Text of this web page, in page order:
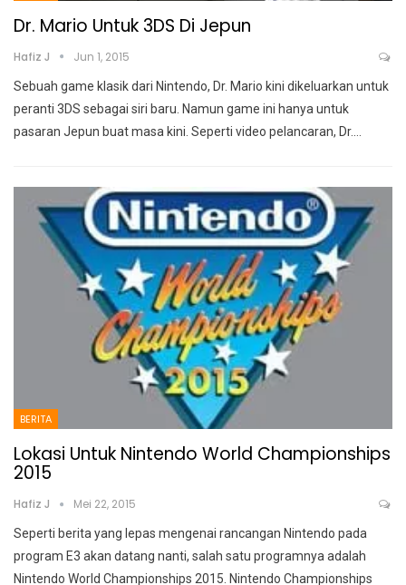
Dr. Mario Untuk 3DS Di Jepun
Hafiz J Jun 1, 2015
Sebuah game klasik dari Nintendo, Dr. Mario kini dikeluarkan untuk
peranti 3DS sebagai siri baru. Namun game ini hanya untuk
pasaran Jepun buat masa kini. Seperti video pelancaran, Dr.…
BERITA
Lokasi Untuk Nintendo World Championships
2015
Hafiz J Mei 22, 2015
Seperti berita yang lepas mengenai rancangan Nintendo pada
program E3 akan datang nanti, salah satu programnya adalah
Nintendo World Championships 2015. Nintendo Championships